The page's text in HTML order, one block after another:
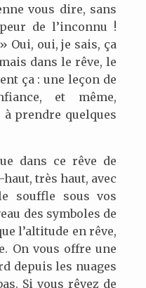
vous dire, sans
de l’inconnu !
Oui, oui, je sais, ça
dans le rêve, le
ça : une leçon de
et même,
prendre quelques
dans ce rêve de
très haut, avec
souffle sous vos
des symboles de
l’altitude en rêve,
On vous offre une
depuis les nuages
Si vous rêvez de